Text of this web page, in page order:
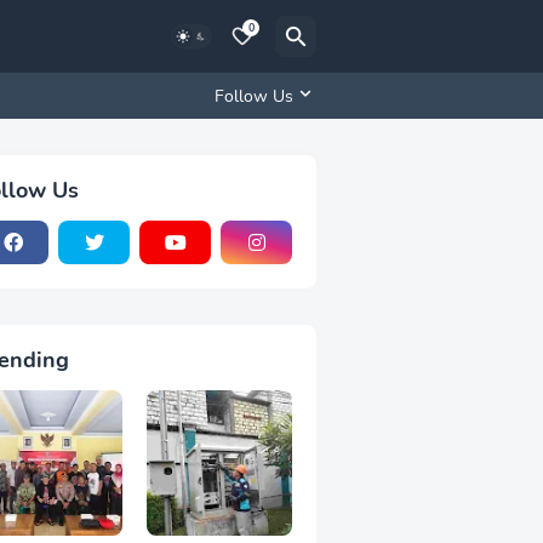
0
Follow Us
Us